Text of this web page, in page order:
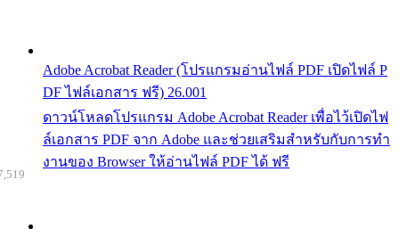
Adobe Acrobat Reader (โปรแกรมอ่านไฟล์ PDF เปิดไฟล์ P
DF ไฟล์เอกสาร ฟรี) 26.001
ดาวน์โหลดโปรแกรม Adobe Acrobat Reader เพื่อไว้เปิดไฟ
ล์เอกสาร PDF จาก Adobe และช่วยเสริมสำหรับกับการทำ
งานของ Browser ให้อ่านไฟล์ PDF ได้ ฟรี